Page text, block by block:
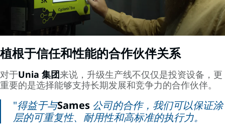
植根于信任和性能的合作伙伴关系
对于Unia 集团来说，升级生产线不仅仅是投资设备，更
重要的是选择能够支持长期发展和竞争力的合作伙伴。
"得益于与Sames 公司的合作，我们可以保证涂
层的可重复性、耐用性和高标准的执行力。